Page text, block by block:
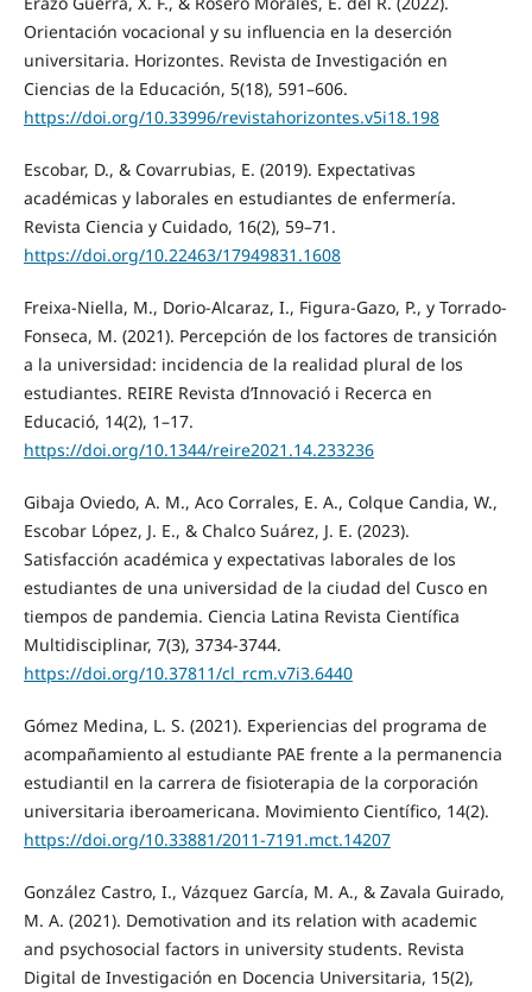
Orientación vocacional y su influencia en la deserción
universitaria. Horizontes. Revista de Investigación en
Ciencias de la Educación, 5(18), 591–606.
https://doi.org/10.33996/revistahorizontes.v5i18.198
Escobar, D., & Covarrubias, E. (2019). Expectativas
académicas y laborales en estudiantes de enfermería.
Revista Ciencia y Cuidado, 16(2), 59–71.
https://doi.org/10.22463/17949831.1608
Freixa-Niella, M., Dorio-Alcaraz, I., Figura-Gazo, P., y Torrado-
Fonseca, M. (2021). Percepción de los factores de transición
a la universidad: incidencia de la realidad plural de los
estudiantes. REIRE Revista d’Innovació i Recerca en
Educació, 14(2), 1–17.
https://doi.org/10.1344/reire2021.14.233236
Gibaja Oviedo, A. M., Aco Corrales, E. A., Colque Candia, W.,
Escobar López, J. E., & Chalco Suárez, J. E. (2023).
Satisfacción académica y expectativas laborales de los
estudiantes de una universidad de la ciudad del Cusco en
tiempos de pandemia. Ciencia Latina Revista Científica
Multidisciplinar, 7(3), 3734-3744.
https://doi.org/10.37811/cl_rcm.v7i3.6440
Gómez Medina, L. S. (2021). Experiencias del programa de
acompañamiento al estudiante PAE frente a la permanencia
estudiantil en la carrera de fisioterapia de la corporación
universitaria iberoamericana. Movimiento Científico, 14(2).
https://doi.org/10.33881/2011-7191.mct.14207
González Castro, I., Vázquez García, M. A., & Zavala Guirado,
M. A. (2021). Demotivation and its relation with academic
and psychosocial factors in university students. Revista
Digital de Investigación en Docencia Universitaria, 15(2),